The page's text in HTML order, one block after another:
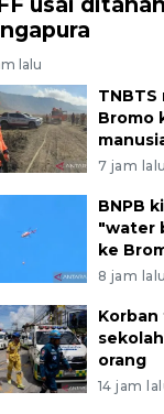
lalu
Bromo
7 jam lalu
BNPB
"water
ke
8 jam lalu
orang
14 jam